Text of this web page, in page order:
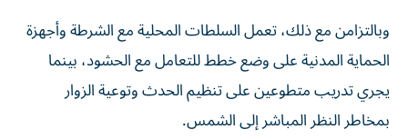
وبالتزامن مع ذلك، تعمل السلطات المحلية مع الشرطة وأجهزة
الحماية المدنية على وضع خطط للتعامل مع الحشود، بينما
يجري تدريب متطوعين على تنظيم الحدث وتوعية الزوار
بمخاطر النظر المباشر إلى الشمس.